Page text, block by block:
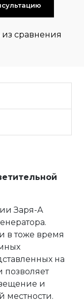
из сравнения
Заря-А
в тоже время
на
позволяет
и
местности.